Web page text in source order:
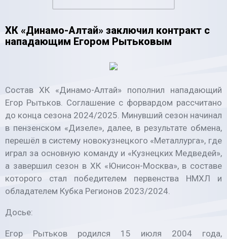
ХК «Динамо-Алтай» заключил контракт с
нападающим Егором Рытьковым
Состав ХК «Динамо-Алтай» пополнил нападающий
Егор Рытьков. Соглашение с форвардом рассчитано
до конца сезона 2024/2025. Минувший сезон начинал
в пензенском «Дизеле», далее, в результате обмена,
перешёл в систему новокузнецкого «Металлурга», где
играл за основную команду и «Кузнецких Медведей»,
а завершил сезон в ХК «Юнисон-Москва», в составе
которого стал победителем первенства НМХЛ и
обладателем Кубка Регионов 2023/2024.
Досье:
Егор Рытьков родился 15 июля 2004 года,